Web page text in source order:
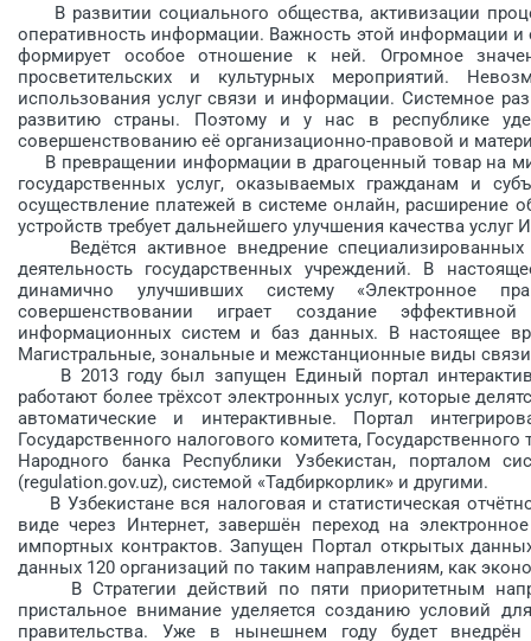
В развитии социального общества, активизации
оперативность информации. Важность этой информации и
формирует особое отношение к ней. Огромное
просветительских и культурных мероприятий.
использования услуг связи и информации. Системное
развитию страны. Поэтому и у нас в республике
совершенствованию её организационно-правовой и
В превращении информации в драгоценный товар на
государственных услуг, оказываемых гражданам и
осуществление платежей в системе онлайн,
устройств требует дальнейшего улучшения качества услуг
Ведётся активное внедрение специализированных
деятельность государственных учреждений. В
динамично улучшивших систему «Электронное
совершенствовании играет создание
информационных систем и баз данных. В настоящее
Магистральные, зональные и межстанционные виды
В 2013 году был запущен Единый портал
работают более трёхсот электронных услуг, которые
автоматические и интерактивные. Портал
Государственного налогового комитета,
Народного банка Республики Узбекистан, порталом
(regulation.gov.uz), системой «Тадбиркорлик» и другими.
В Узбекистане вся налоговая и статистическая
виде через Интернет, завершён переход на
импортных контрактов. Запущен Портал открытых
данных 120 организаций по таким направлениям, как
В Стратегии действий по пяти приоритетным
пристальное внимание уделяется созданию условий
правительства. Уже в нынешнем году будет внедрён